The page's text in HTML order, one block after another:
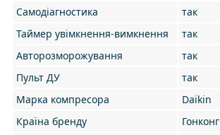
Самодіагностика
так
Таймер увімкнення-вимкнення
так
Авторозморожування
так
Пульт ДУ
так
Марка компресора
Daikin
Країна бренду
Гонконг